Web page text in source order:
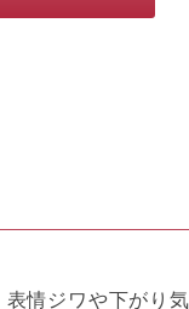
情ジワや下がり